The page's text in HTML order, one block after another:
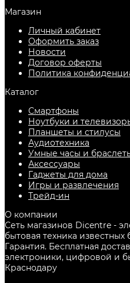
Магазин
Личный кабинет
Оформить заказ
Новости
Договор оферты
Политика
Каталог
Смартфоны
Ноутбуки и
Планшеты и стилусы
Аудиотехника
Умные часы и
Аксессуары
Гаджеты для дома
Игры и развлечения
Трейд-ин
О компании
Сеть магазинов Dicentre -
бытовая техника
Гарантия. Бесплатная
электроники, цифровой и
Краснодару